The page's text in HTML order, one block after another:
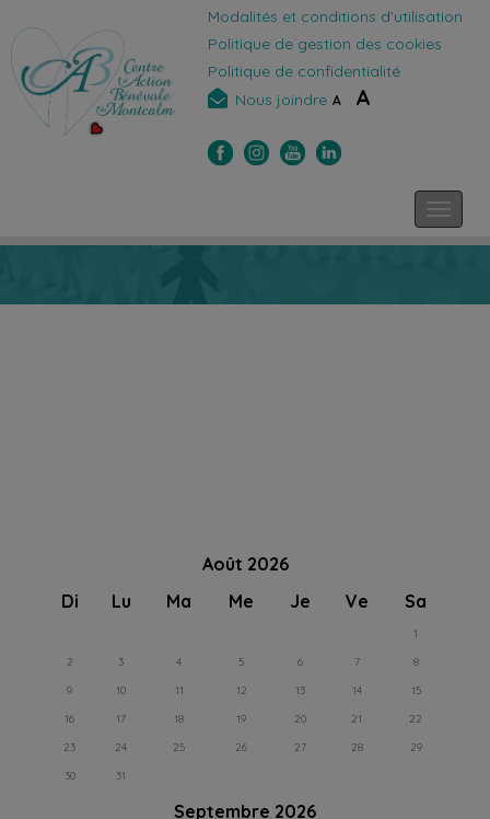
Modalités et conditions d’utilisation
Politique de gestion des cookies
Politique de confidentialité
Nous joindre A A
Août 2026
Di
Lu Ma Me Je Ve Sa
1
2
3 4 5 6 7
8
9
10 11 12 13 14
15
16
17 18 19 20 21
22
23
24 25 26 27 28
29
30
31
Septembre 2026